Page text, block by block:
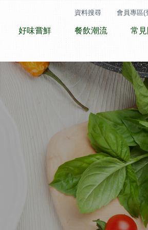
好味嘗鮮 餐飲潮流 常
資料搜尋 會員專區(